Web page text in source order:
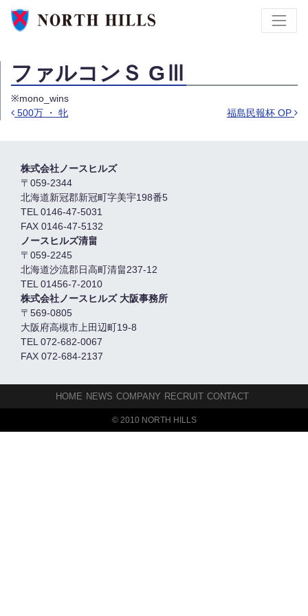
ファルコンＳ GⅢ
※mono_wins
500万 ・ 牝 福島民報杯 OP
株式会社ノースヒルズ
〒059-2344
北海道新冠郡新冠町字美宇198番5
TEL 0146-47-5031
FAX 0146-47-5132
ノースヒルズ清畠
〒059-2245
北海道沙流郡日高町清畠237-12
TEL 01456-7-2010
株式会社ノースヒルズ 大阪事務所
〒569-0805
大阪府高槻市上田辺町19-8
TEL 072-682-0067
FAX 072-684-2137
HOME NEWS COMPANY RECRUIT CONTACT
© 2010 NORTH HILLS